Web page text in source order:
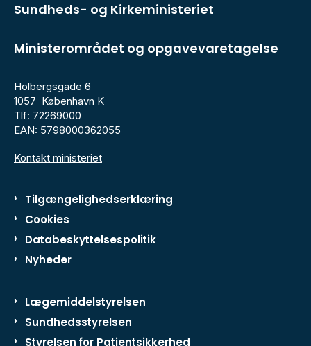
Sundheds- og Kirkeministeriet
Ministerområdet og opgavevaretagelse
Holbergsgade 6
1057 København K
Tlf: 72269000
EAN: 5798000362055
Kontakt ministeriet
Tilgængelighedserklæring
Cookies
Databeskyttelsespolitik
Nyheder
Lægemiddelstyrelsen
Sundhedsstyrelsen
Styrelsen for Patientsikkerhed